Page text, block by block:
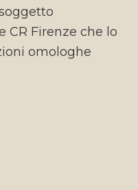
CR Firenze che lo
omologhe